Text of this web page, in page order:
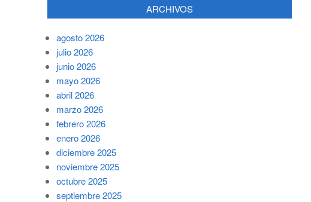
ARCHIVOS
agosto 2026
julio 2026
junio 2026
mayo 2026
abril 2026
marzo 2026
febrero 2026
enero 2026
diciembre 2025
noviembre 2025
octubre 2025
septiembre 2025